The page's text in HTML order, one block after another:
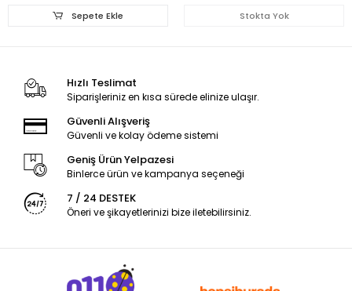
Sepete Ekle Stokta Yok
Hızlı Teslimat
Siparişleriniz en kısa sürede elinize ulaşır.
Güvenli Alışveriş
Güvenli ve kolay ödeme sistemi
Geniş Ürün Yelpazesi
Binlerce ürün ve kampanya seçeneği
7 / 24 DESTEK
Öneri ve şikayetlerinizi bize iletebilirsiniz.